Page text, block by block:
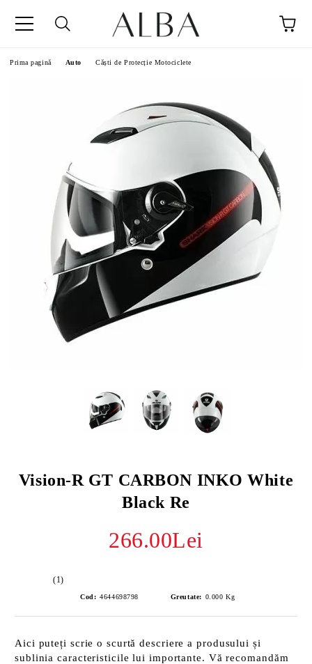
Prima pagină Auto Căști de Protecție Motociclete
Vision-R GT CARBON INKO White
Black Re
266.00Lei
(1)
Cod: 4644698798 Greutate: 0.000 Kg
Aici puteți scrie o scurtă descriere a produsului și
sublinia caracteristicile lui importante. Vă recomandăm